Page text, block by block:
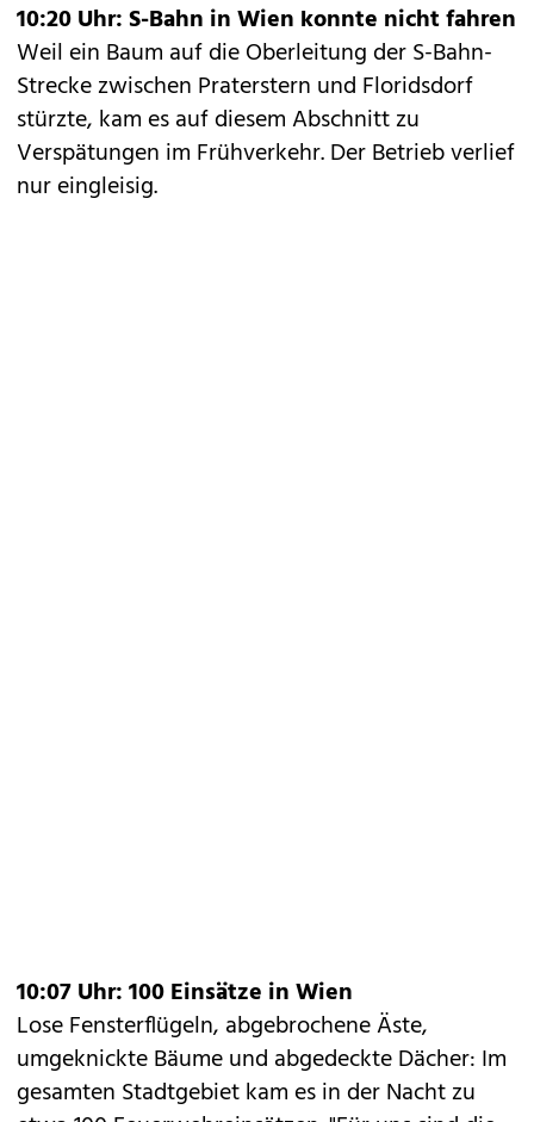
10:20 Uhr: S-Bahn in Wien konnte nicht fahren
Weil ein Baum auf die Oberleitung der S-Bahn-
Strecke zwischen Praterstern und Floridsdorf
stürzte, kam es auf diesem Abschnitt zu
Verspätungen im Frühverkehr. Der Betrieb verlief
nur eingleisig.
10:07 Uhr: 100 Einsätze in Wien
Lose Fensterflügeln, abgebrochene Äste,
umgeknickte Bäume und abgedeckte Dächer: Im
gesamten Stadtgebiet kam es in der Nacht zu